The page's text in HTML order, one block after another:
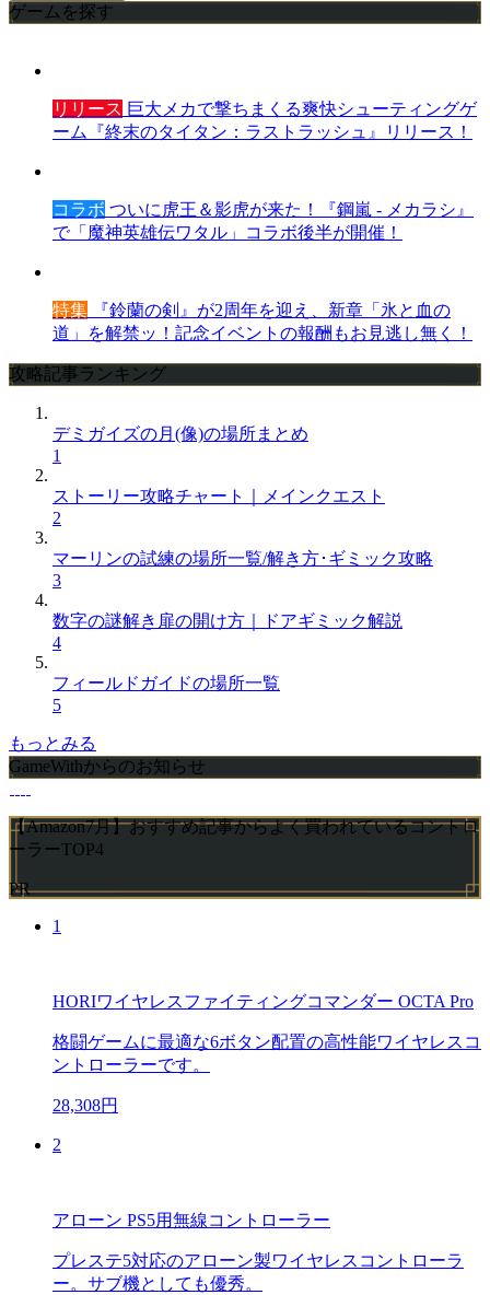
ゲームを探す
リリース 巨大メカで撃ちまくる爽快シューティングゲ
ーム『終末のタイタン：ラストラッシュ』リリース！
コラボ ついに虎王＆影虎が来た！『鋼嵐 - メカラシ』
で「魔神英雄伝ワタル」コラボ後半が開催！
特集 『鈴蘭の剣』が2周年を迎え、新章「氷と血の
道」を解禁ッ！記念イベントの報酬もお見逃し無く！
攻略記事ランキング
デミガイズの月(像)の場所まとめ
1
ストーリー攻略チャート｜メインクエスト
2
マーリンの試練の場所一覧/解き方･ギミック攻略
3
数字の謎解き扉の開け方｜ドアギミック解説
4
フィールドガイドの場所一覧
5
もっとみる
GameWithからのお知らせ
【Amazon7月】おすすめ記事からよく買われているコントロ
ーラーTOP4
PR
1
HORIワイヤレスファイティングコマンダー OCTA Pro
格闘ゲームに最適な6ボタン配置の高性能ワイヤレスコ
ントローラーです。
28,308円
2
アローン PS5用無線コントローラー
プレステ5対応のアローン製ワイヤレスコントローラ
ー。サブ機としても優秀。